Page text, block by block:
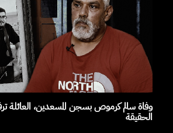
وفاة سالم كرموص بسجن المسعدين،
الحقيقة